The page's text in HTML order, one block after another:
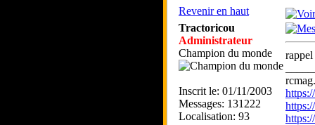
Revenir en haut
Tractoricou
Administrateur
Champion du monde
Inscrit le: 01/11/2003
Messages: 131222
Localisation: 93